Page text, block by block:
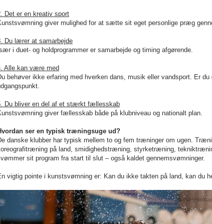
Det er en kreativ sport
giver mulighed for at sætte sit eget personlige præg
Du lærer at samarbejde
i duet- og holdprogrammer er samarbejde og timing afgørende.
Alle kan være med
behøver ikke erfaring med hverken dans, musik eller vandsport. Er
Du bliver en del af et stærkt fællesskab
giver fællesskab både på klubniveau og nationalt plan.
ser en typisk træningsuge ud?
danske klubber har typisk mellem to og fem træninger om ugen.
på land, smidighedstræning, styrketræning,
sit program fra start til slut – også kaldet gennemsvømninger.
vigtig pointe i kunstsvømning er: Kan du ikke takten på land, kan du